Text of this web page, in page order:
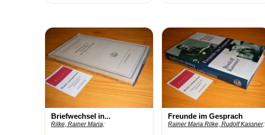
Briefwechsel in...
Rilke, Rainer Maria;
Freunde im Gesprach
Rainer Maria Rilke, Rudolf Kassner;